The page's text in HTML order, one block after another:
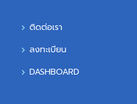
ติดต่อเรา
ลงทะเบียน
DASHBOARD